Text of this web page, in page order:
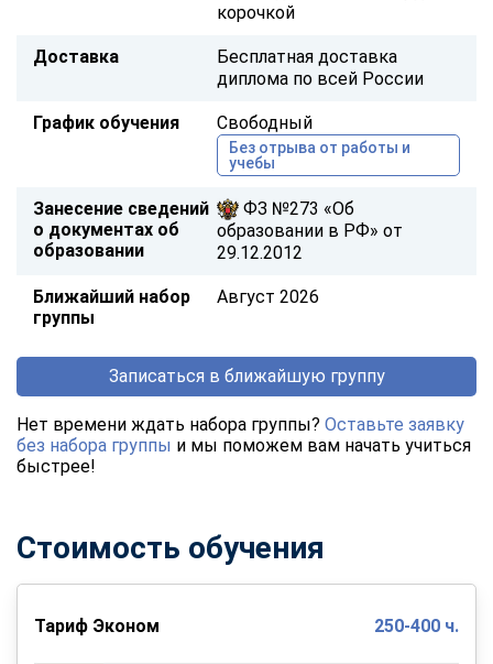
корочкой
Доставка
Бесплатная доставка
диплома по всей России
График обучения Свободный
Без отрыва от работы и
учебы
Занесение сведений
о документах об
образовании
ФЗ №273 «Об
образовании в РФ» от
29.12.2012
Ближайший набор
группы
Август 2026
Записаться в ближайшую группу
Нет времени ждать набора группы? Оставьте заявку
без набора группы и мы поможем вам начать учиться
быстрее!
Стоимость обучения
Тариф Эконом 250-400 ч.